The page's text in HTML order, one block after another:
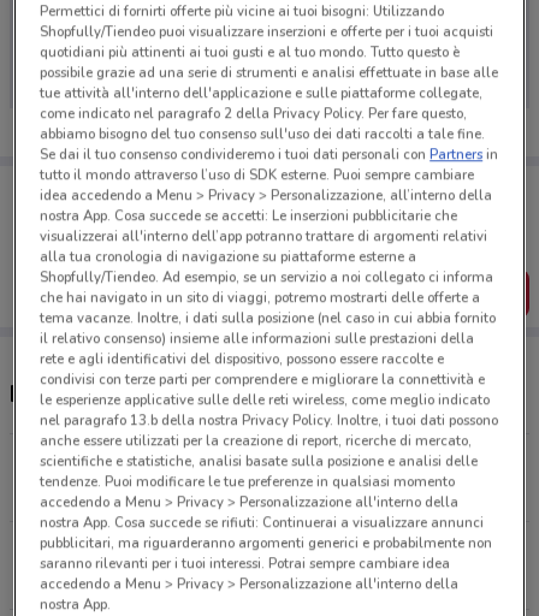
Ci dispiace, al momento non abbiamo pubblicato
volantini nella tua zona. Riprova più tardi.
Porta DoveConviene sempre con te!
Puoi trovare le migliori offerte dei negozi vicino a te,
salvarle e creare la tua lista del risparmio, comodamente
dal tuo cellulare.
SCARICA L’APP
Negozi Lago a Roma
Via Tagliamento, 22 Roma
1.3 km
CHIUSO
Via Tiburtina, 446/466 Roma
1.9 km
CHIUSO
Permettici di fornirti offerte più vicine ai tuoi bisogni: Utilizzando
Shopfully/Tiendeo puoi visualizzare inserzioni e offerte per i tuoi acquisti
quotidiani più attinenti ai tuoi gusti e al tuo mondo. Tutto questo è
possibile grazie ad una serie di strumenti e analisi effettuate in base alle
tue attività all'interno dell'applicazione e sulle piattaforme collegate,
come indicato nel paragrafo 2 della Privacy Policy. Per fare questo,
abbiamo bisogno del tuo consenso sull'uso dei dati raccolti a tale fine.
Se dai il tuo consenso condivideremo i tuoi dati personali conPartnersin
tutto il mondo attraverso l’uso di SDK esterne. Puoi sempre cambiare
idea accedendo a Menu > Privacy > Personalizzazione, all’interno della
nostra App. Cosa succede se accetti: Le inserzioni pubblicitarie che
visualizzerai all'interno dell’app potranno trattare di argomenti relativi
alla tua cronologia di navigazione su piattaforme esterne a
Shopfully/Tiendeo. Ad esempio, se un servizio a noi collegato ci informa
che hai navigato in un sito di viaggi, potremo mostrarti delle offerte a
tema vacanze. Inoltre, i dati sulla posizione (nel caso in cui abbia fornito
il relativo consenso) insieme alle informazioni sulle prestazioni della
rete e agli identificativi del dispositivo, possono essere raccolte e
condivisi con terze parti per comprendere e migliorare la connettività e
le esperienze applicative sulle delle reti wireless, come meglio indicato
nel paragrafo 13.b della nostra Privacy Policy. Inoltre, i tuoi dati possono
anche essere utilizzati per la creazione di report, ricerche di mercato,
scientifiche e statistiche, analisi basate sulla posizione e analisi delle
tendenze. Puoi modificare le tue preferenze in qualsiasi momento
accedendo a Menu > Privacy > Personalizzazione all'interno della
nostra App. Cosa succede se rifiuti: Continuerai a visualizzare annunci
pubblicitari, ma riguarderanno argomenti generici e probabilmente non
saranno rilevanti per i tuoi interessi. Potrai sempre cambiare idea
accedendo a Menu > Privacy > Personalizzazione all'interno della
nostra App.